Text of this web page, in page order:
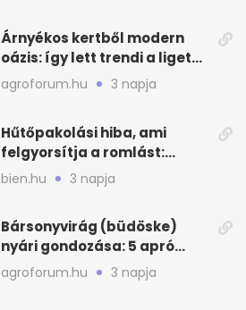
Árnyékos kertből modern
oázis: így lett trendi a ligetes
zöld
agroforum.hu 3 napja
Hűtőpakolási hiba, ami
felgyorsítja a romlást:
zónákra figyelj
bien.hu 3 napja
Bársonyvirág (büdöske)
nyári gondozása: 5 apró
lépés a dús virágzásért
agroforum.hu 3 napja